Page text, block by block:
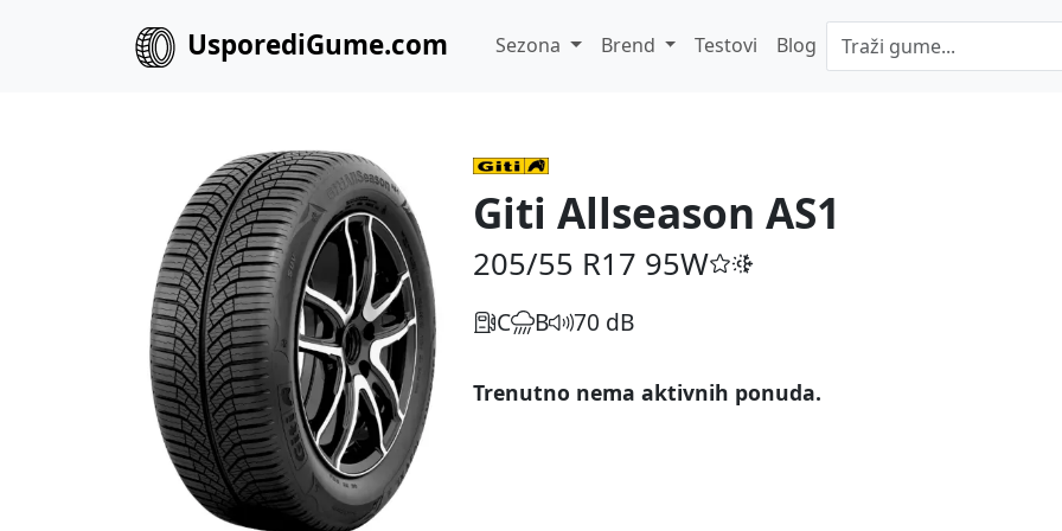
UsporediGume.com Sezona Brend Testovi Blog
Giti Allseason AS1
205/55 R17 95W
C B 70 dB
Trenutno nema aktivnih ponuda.